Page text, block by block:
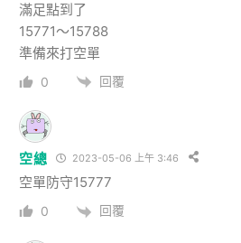
滿足點到了
15771～15788
準備來打空單
0 回覆
空總 2023-05-06 上午 3:46
空單防守15777
0 回覆